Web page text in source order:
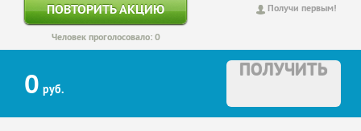
Получи первым!
ПОВТОРИТЬ АКЦИЮ
Человек проголосовало: 0
0 руб.
ПОЛУЧИТЬ